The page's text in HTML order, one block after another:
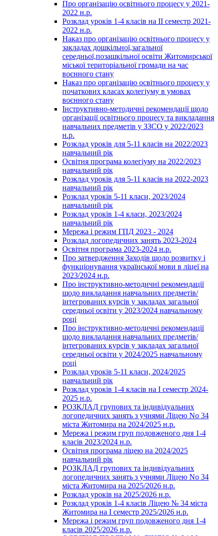
Про організацію освітнього процесу у 2021-
2022 н.р.
Розклад уроків 1-4 класів на ІІ семестр 2021-
2022 н.р.
Наказ про організацію освітнього процесу у
закладах дошкільної,загальної
середньої,позашкільної освіти Житомирської
міської територіальної громади на час
воєнного стану
Наказ про організацію освітнього процесу у
початкових класах колегіуму в умовах
воєнного стану
Інструктивно-методичні рекомендації щодо
організації освітнього процесу та викладання
навчальних предметів у ЗЗСО у 2022/2023
н.р.
Розклад уроків для 5-11 класів на 2022/2023
навчальний рік
Освітня програма колегіуму на 2022/2023
навчальний рік
Розклад уроків для 5-11 класів на 2022-2023
навчальний рік
Розклад уроків 5-11 класи, 2023/2024
навчальний рік
Розклад уроків 1-4 класи, 2023/2024
навчальний рік
Мережа і режим ГПД 2023 - 2024
Розклад логопедичних занять 2023-2024
Освітня програма 2023-2024 н.р.
Про затвердження Заходів щодо розвитку і
функціонування української мови в ліцеї на
2023/2024 н.р.
Про інструктивно-методичні рекомендації
щодо викладання навчальних предметів/
інтегрованих курсів у закладах загальної
середньої освіти у 2023/2024 навчальному
році
Про інструктивно-методичні рекомендації
щодо викладання навчальних предметів/
інтегрованих курсів у закладах загальної
середньої освіти у 2024/2025 навчальному
році
Розклад уроків 5-11 класи, 2024/2025
навчальний рік
Розклад уроків 1-4 класів на І семестр 2024-
2025 н.р.
РОЗКЛАД групових та індивідуальних
логопедичних занять з учнями Ліцею No 34
міста Житомира на 2024/2025 н.р.
Мережа і режим груп подовженого дня 1-4
класів 2023/2024 н.р.
Освітня програма ліцею на 2024/2025
навчальний рік
РОЗКЛАД групових та індивідуальних
логопедичних занять з учнями Ліцею No 34
міста Житомира на 2025/2026 н.р.
Розклад уроків на 2025/2026 н.р.
Розклад уроків 1-4 класів Ліцею № 34 міста
Житомира на І семестр 2025/2026 н.р.
Мережа і режим груп подовженого дня 1-4
класів 2025/2026 н.р.